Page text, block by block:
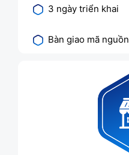
3 ngày triển khai
Bàn giao mã nguồn